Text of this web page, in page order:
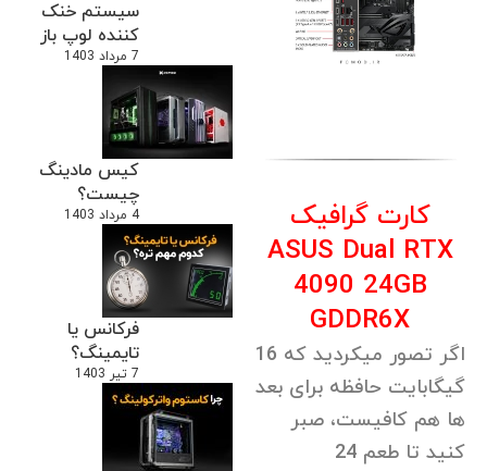
سیستم خنک
کننده لوپ باز
7 مرداد 1403
کیس مادینگ
چیست؟
4 مرداد 1403
فرکانس یا
تایمینگ؟
7 تیر 1403
کارت گرافیک
ASUS Dual RTX
4090 24GB
GDDR6X
اگر تصور میکردید که 16
گیگابایت حافظه برای بعد
ها هم کافیست، صبر
کنید تا طعم 24